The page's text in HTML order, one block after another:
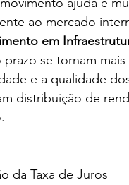
ao mercado
em
se tornam
e a qualidade
distribuição de
da Taxa de Juros